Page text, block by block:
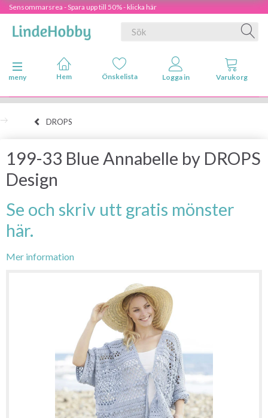
Sensommarsrea - Spara upp till 50% - klicka här
Ändra navigering
meny
DROPS
199-33 Blue Annabelle by DROPS
Design
Se och skriv utt gratis mönster
här.
Mer information